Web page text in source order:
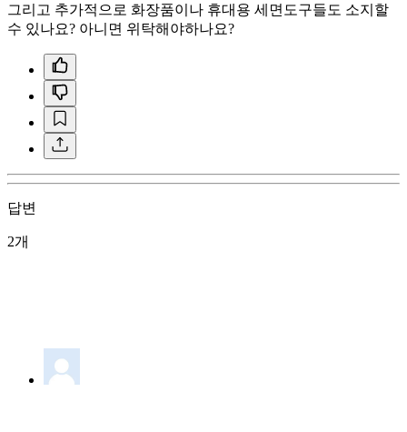
그리고 추가적으로 화장품이나 휴대용 세면도구들도 소지할
수 있나요? 아니면 위탁해야하나요?
답변
2개